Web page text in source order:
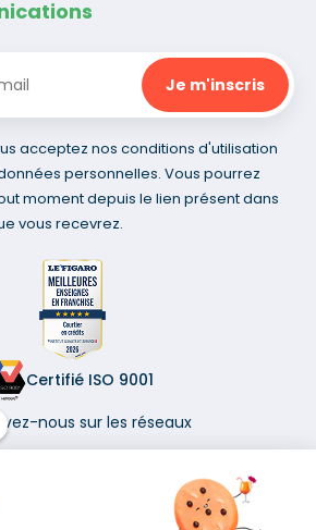
acceptez nos conditions d'utilisation
personnelles. Vous pourrez
moment depuis le lien présent dans
vous recevrez.
Certifié ISO 9001
nous sur les réseaux